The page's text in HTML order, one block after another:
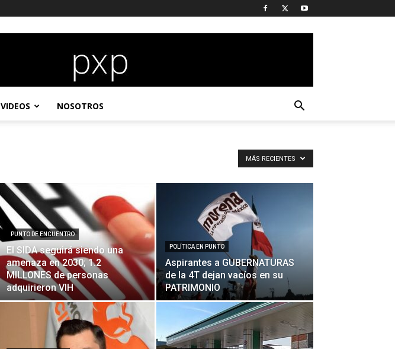
VIDEOS NOSOTROS
MÁS RECIENTES
PUNTO DE ENCUENTRO
El SIDA seguirá siendo una
amenaza en 2030; 1.2
MILLONES de personas
adquirieron VIH
POLÍTICA EN PUNTO
Aspirantes a GUBERNATURAS
de la 4T dejan vacíos en su
PATRIMONIO